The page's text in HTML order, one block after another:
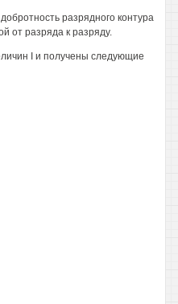
разрядного контура
от разряда к разряду.
I и получены следующие